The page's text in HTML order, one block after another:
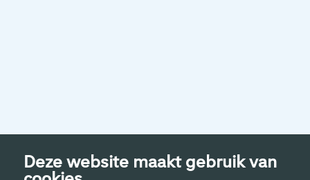
Deze website maakt gebruik van